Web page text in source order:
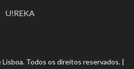
U!REKA
Todos os direitos reservados. |